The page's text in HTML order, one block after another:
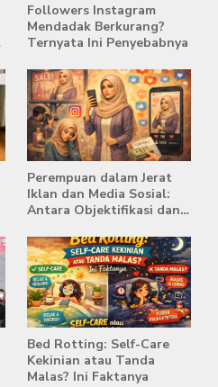
Followers Instagram
Mendadak Berkurang?
Ternyata Ini Penyebabnya
Perempuan dalam Jerat
Iklan dan Media Sosial:
Antara Objektifikasi dan
Bed Rotting: Self-Care
Kekinian atau Tanda
Malas? Ini Faktanya